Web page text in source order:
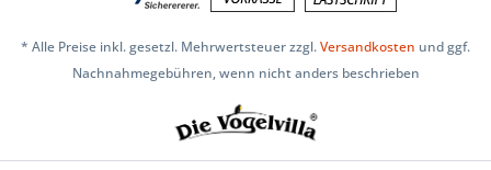
* Alle Preise inkl. gesetzl. Mehrwertsteuer zzgl.Versandkosten und ggf.
Nachnahmegebühren, wenn nicht anders beschrieben